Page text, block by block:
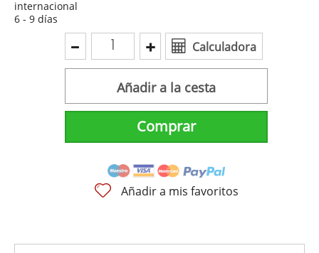
internacional
6 - 9 días
Calculadora
Añadir a la cesta
Comprar
Añadir a mis favoritos